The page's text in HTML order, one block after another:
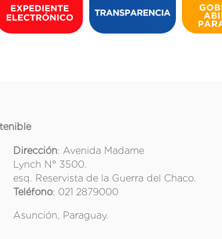
Dirección: Avenida Madame
Lynch N° 3500.
esq. Reservista de la Guerra del Chaco.
Teléfono: 021 2879000
Asunción, Paraguay.